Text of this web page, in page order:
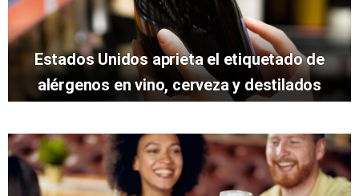
Estados Unidos aprieta el etiquetado de
alérgenos en vino, cerveza y destilados